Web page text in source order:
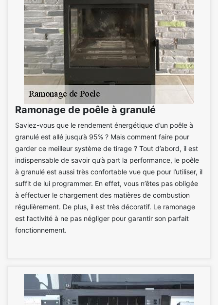
Ramonage de poêle à granulé
Saviez-vous que le rendement énergétique d’un poêle à
granulé est allé jusqu’à 95% ? Mais comment faire pour
garder ce meilleur système de tirage ? Tout d’abord, il est
indispensable de savoir qu’à part la performance, le poêle
à granulé est aussi très confortable vue que pour l’utiliser, il
suffit de lui programmer. En effet, vous n’êtes pas obligée
à effectuer le chargement des matières de combustion
régulièrement. De plus, il est très décoratif. Le ramonage
est l’activité à ne pas négliger pour garantir son parfait
fonctionnement.